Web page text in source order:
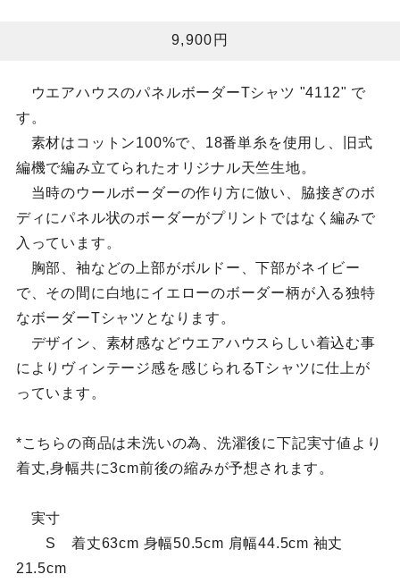
9,900円
ウエアハウスのパネルボーダーTシャツ "4112" で
す。
素材はコットン100%で、18番単糸を使用し、旧式
編機で編み立てられたオリジナル天竺生地。
当時のウールボーダーの作り方に倣い、脇接ぎのボ
ディにパネル状のボーダーがプリントではなく編みで
入っています。
胸部、袖などの上部がボルドー、下部がネイビー
で、その間に白地にイエローのボーダー柄が入る独特
なボーダーTシャツとなります。
デザイン、素材感などウエアハウスらしい着込む事
によりヴィンテージ感を感じられるTシャツに仕上が
っています。
*こちらの商品は未洗いの為、洗濯後に下記実寸値より
着丈,身幅共に3cm前後の縮みが予想されます。
実寸
S 着丈63cm 身幅50.5cm 肩幅44.5cm 袖丈
21.5cm